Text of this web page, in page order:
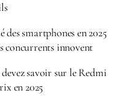
des smartphones en 2025
concurrents innovent
savoir sur le Redmi
en 2025